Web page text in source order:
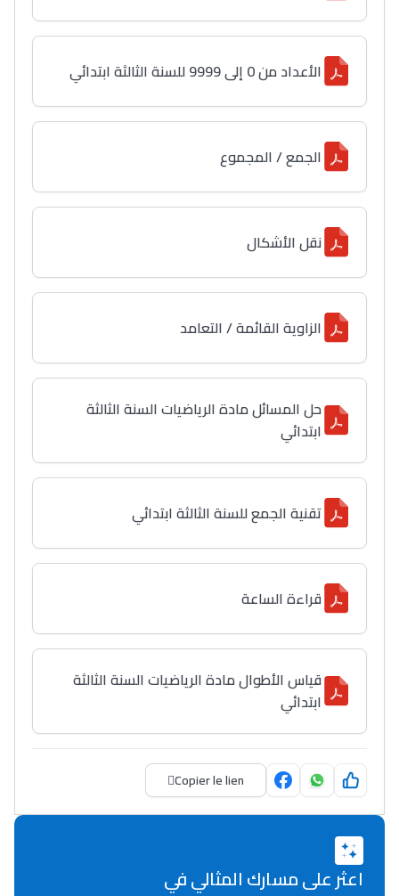
Lycée Maroc
التعليم الثانوي التأهيلي
Collège au Maroc
Post-Bac
+ de 78 Sujets
Interviews/Vidéos
+ de 89 Interviews/Vidéos
دليل المهن
ما يزيد عن 149 مهنة
الأعداد من 0 إلى 9999 للسنة الثالثة ابتدائي
الجمع / المجموع
نقل الأشكال
الزاوية القائمة / التعامد
حل المسائل مادة الرياضيات السنة الثالثة
ابتدائي
تقنية الجمع للسنة الثالثة ابتدائي
قراءة الساعة
قياس الأطوال مادة الرياضيات السنة الثالثة
ابتدائي
Copier le lien
اعثر على مسارك المثالي في